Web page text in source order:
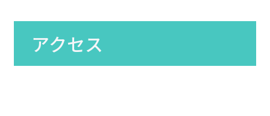
アクセス